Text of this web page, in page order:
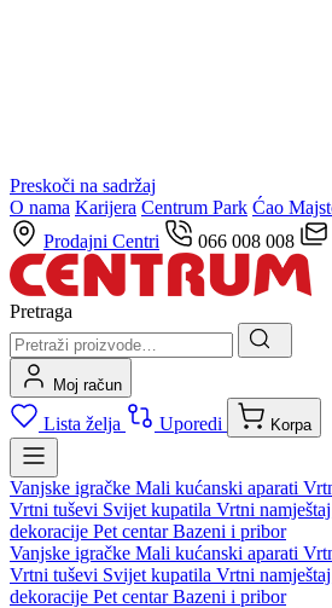
Preskoči na sadržaj
O nama Karijera Centrum Park Ćao
Prodajni Centri
066 008 008
Pretraga
Moj račun
Lista želja Uporedi Korpa
Vanjske igračke Mali kućanski aparati
Vrtni tuševi Svijet kupatila Vrtni
dekoracije Pet centarBazeni i pribor
Vanjske igračke Mali kućanski aparati
Vrtni tuševi Svijet kupatila Vrtni
dekoracije Pet centarBazeni i pribor